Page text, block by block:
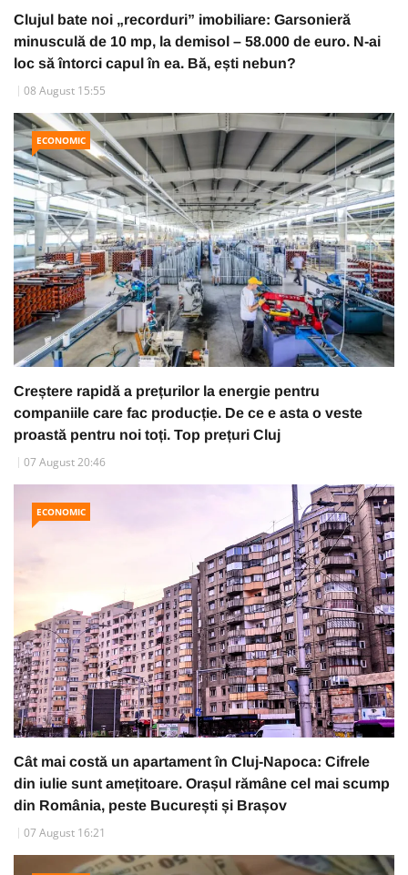
Clujul bate noi „recorduri” imobiliare: Garsonieră
minusculă de 10 mp, la demisol – 58.000 de euro. N-ai
loc să întorci capul în ea. Bă, ești nebun?
08 August 15:55
ECONOMIC
Creștere rapidă a prețurilor la energie pentru
companiile care fac producție. De ce e asta o veste
proastă pentru noi toți. Top prețuri Cluj
07 August 20:46
ECONOMIC
Cât mai costă un apartament în Cluj-Napoca: Cifrele
din iulie sunt amețitoare. Orașul rămâne cel mai scump
din România, peste București și Brașov
07 August 16:21